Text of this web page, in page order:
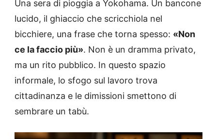
Una sera di pioggia a Yokohama. Un bancone
lucido, il ghiaccio che scricchiola nel
bicchiere, una frase che torna spesso: «Non
ce la faccio più». Non è un dramma privato,
ma un rito pubblico. In questo spazio
informale, lo sfogo sul lavoro trova
cittadinanza e le dimissioni smettono di
sembrare un tabù.